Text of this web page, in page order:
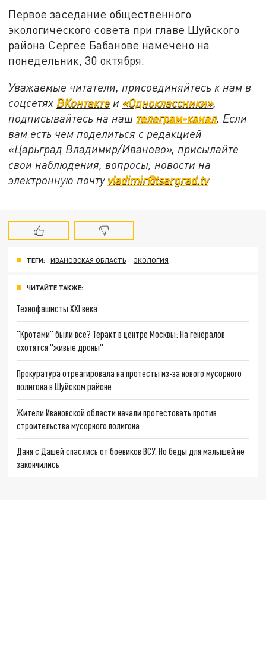
Первое заседание общественного
экологического совета при главе Шуйского
района Сергее Бабанове намечено на
понедельник, 30 октября.
Уважаемые читатели, присоединяйтесь к нам в
соцсетях ВКонтакте и«Одноклассники»,
подписывайтесь на наш телеграм-канал. Если
вам есть чем поделиться с редакцией
«Царьград Владимир/Иваново», присылайте
свои наблюдения, вопросы, новости на
электронную почту vladimir@tsargrad.tv
ТЕГИ: ИВАНОВСКАЯ ОБЛАСТЬ ЭКОЛОГИЯ
ЧИТАЙТЕ ТАКЖЕ:
Технофашисты XXI века
"Кротами" были все? Теракт в центре Москвы: На генералов
охотятся "живые дроны"
Прокуратура отреагировала на протесты из-за нового мусорного
полигона в Шуйском районе
Жители Ивановской области начали протестовать против
строительства мусорного полигона
Даня с Дашей спаслись от боевиков ВСУ. Но беды для малышей не
закончились